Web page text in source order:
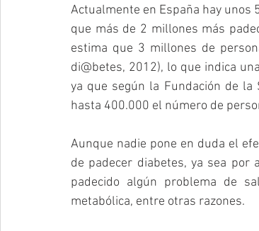
Actualmente en España hay unos
que más de 2 millones más
estima que 3 millones de
di@betes, 2012), lo que indica
ya que según la Fundación de la
hasta 400.000 el número de
Aunque nadie pone en duda el
de padecer diabetes, ya sea por
padecido algún problema de
metabólica, entre otras razones.